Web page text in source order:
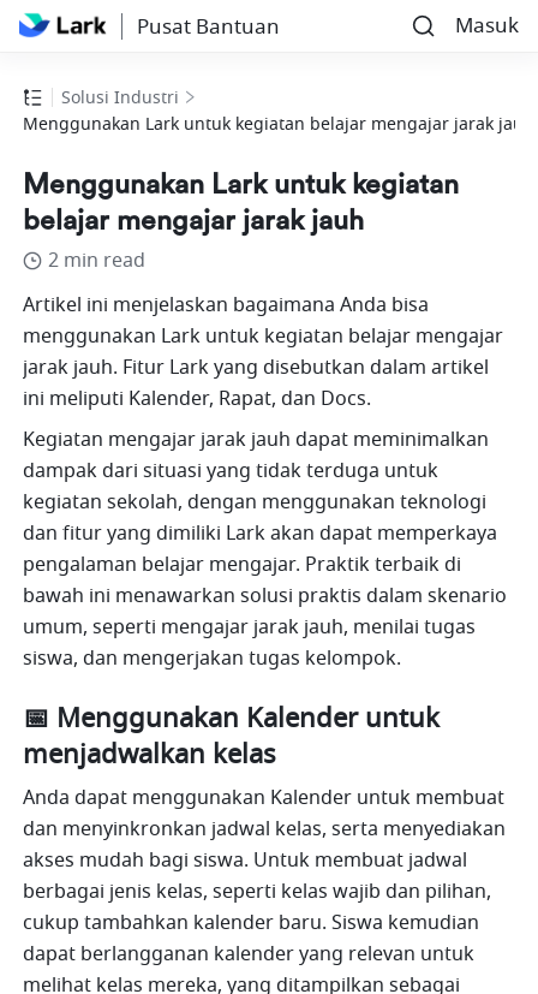
Pusat Bantuan Masuk
Solusi Industri
Menggunakan Lark untuk kegiatan belajar mengajar jarak jauh
Menggunakan Lark untuk kegiatan
belajar mengajar jarak jauh
2 min read
Artikel ini menjelaskan bagaimana Anda bisa
menggunakan Lark untuk kegiatan belajar mengajar
jarak jauh. Fitur Lark yang disebutkan dalam artikel
ini meliputi Kalender, Rapat, dan Docs.
Kegiatan mengajar jarak jauh dapat meminimalkan
dampak dari situasi yang tidak terduga untuk
kegiatan sekolah, dengan menggunakan teknologi
dan fitur yang dimiliki Lark akan dapat memperkaya
pengalaman belajar mengajar. Praktik terbaik di
bawah ini menawarkan solusi praktis dalam skenario
umum, seperti mengajar jarak jauh, menilai tugas
siswa, dan mengerjakan tugas kelompok.
📅 Menggunakan Kalender untuk
menjadwalkan kelas
Anda dapat menggunakan Kalender untuk membuat
dan menyinkronkan jadwal kelas, serta menyediakan
akses mudah bagi siswa. Untuk membuat jadwal
berbagai jenis kelas, seperti kelas wajib dan pilihan,
cukup tambahkan kalender baru. Siswa kemudian
dapat berlangganan kalender yang relevan untuk
melihat kelas mereka, yang ditampilkan sebagai